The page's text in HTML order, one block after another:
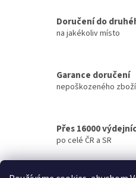
i
Doručení do
na jakékoliv místo
Garance doručení
nepoškozeného zboží
Přes 16000
po celé ČR a SR
Doprava zdarma